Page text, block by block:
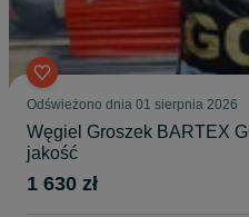
Odświeżono dnia 01 sierpnia 2026
Węgiel Groszek BARTEX
jakość
1 630 zł